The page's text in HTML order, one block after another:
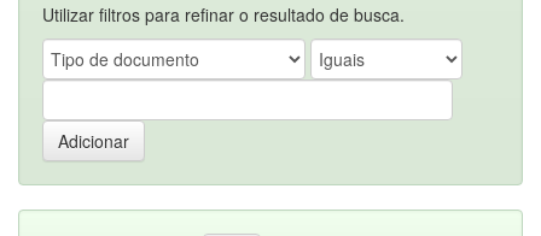
Utilizar filtros para refinar o resultado de busca.